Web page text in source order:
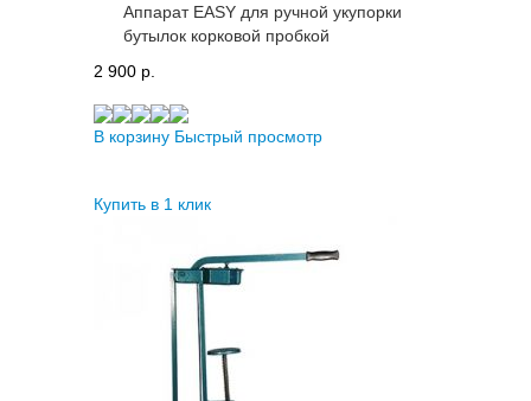
Аппарат EASY для ручной укупорки
бутылок корковой пробкой
2 900 p.
В корзину Быстрый просмотр
Купить в 1 клик